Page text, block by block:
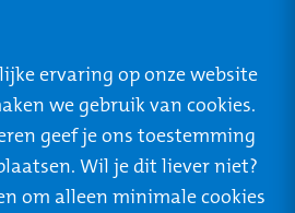
ervaring op onze website
we gebruik van cookies.
geef je ons toestemming
Wil je dit liever niet?
om alleen minimale cookies